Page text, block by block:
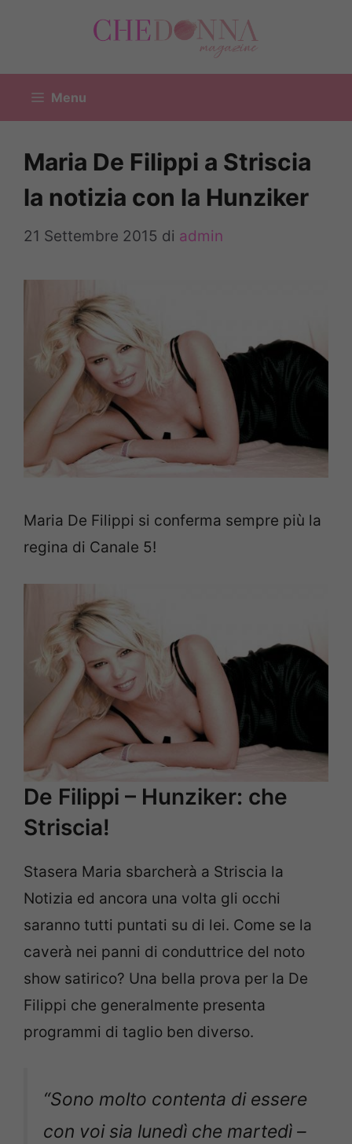
Menu
Maria De Filippi a Striscia
la notizia con la Hunziker
21 Settembre 2015 di admin
Maria De Filippi si conferma sempre più la
regina di Canale 5!
De Filippi – Hunziker: che
Striscia!
Stasera Maria sbarcherà a Striscia la
Notizia ed ancora una volta gli occhi
saranno tutti puntati su di lei. Come se la
caverà nei panni di conduttrice del noto
show satirico? Una bella prova per la De
Filippi che generalmente presenta
programmi di taglio ben diverso.
“Sono molto contenta di essere
con voi sia lunedì che martedì –